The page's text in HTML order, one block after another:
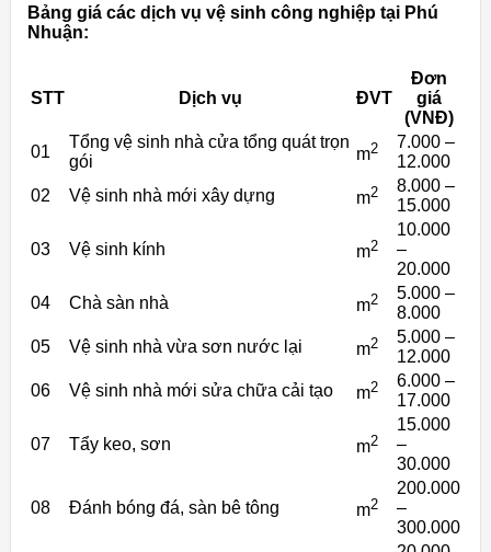
Bảng giá các dịch vụ vệ sinh công nghiệp tại Phú
Nhuận:
STT Dịch vụ ĐVT
Đơn
giá
(VNĐ)
01
Tổng vệ sinh nhà cửa tổng quát trọn
gói
m2
7.000 –
12.000
02
Vệ sinh nhà mới xây dựng m2
8.000 –
15.000
03 Vệ sinh kính m2
10.000
–
20.000
04
Chà sàn nhà m2
5.000 –
8.000
05
Vệ sinh nhà vừa sơn nước lại m2
5.000 –
12.000
06
Vệ sinh nhà mới sửa chữa cải tạo m2
6.000 –
17.000
07 Tẩy keo, sơn m2
15.000
–
30.000
08 Đánh bóng đá, sàn bê tông m2
200.000
–
300.000